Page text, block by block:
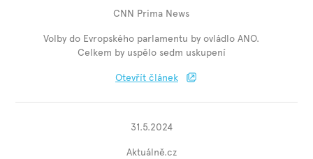
CNN Prima News
Volby do Evropského parlamentu by ovládlo ANO.
Celkem by uspělo sedm uskupení
Otevřít článek
31.5.2024
Aktuálně.cz